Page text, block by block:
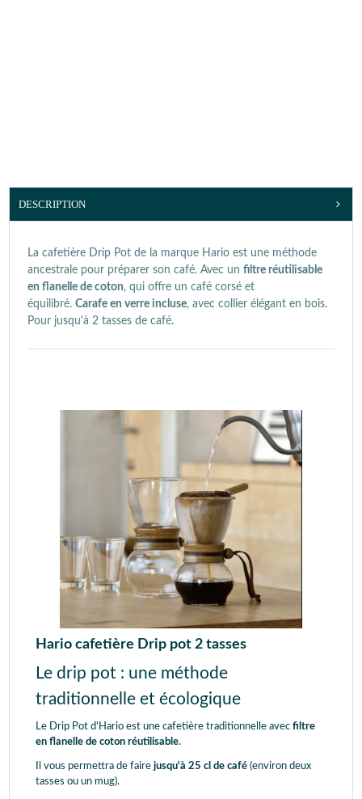
DESCRIPTION
La cafetière Drip Pot de la marque Hario est une méthode
ancestrale pour préparer son café. Avec un filtre réutilisable
en flanelle de coton, qui offre un café corsé et
équilibré. Carafe en verre incluse, avec collier élégant en bois.
Pour jusqu'à 2 tasses de café.
Hario cafetière Drip pot 2 tasses
Le drip pot : une méthode
traditionnelle et écologique
Le Drip Pot d'Hario est une cafetière traditionnelle avec filtre
en flanelle de coton réutilisable.
Il vous permettra de faire jusqu'à 25 cl de café (environ deux
tasses ou un mug).